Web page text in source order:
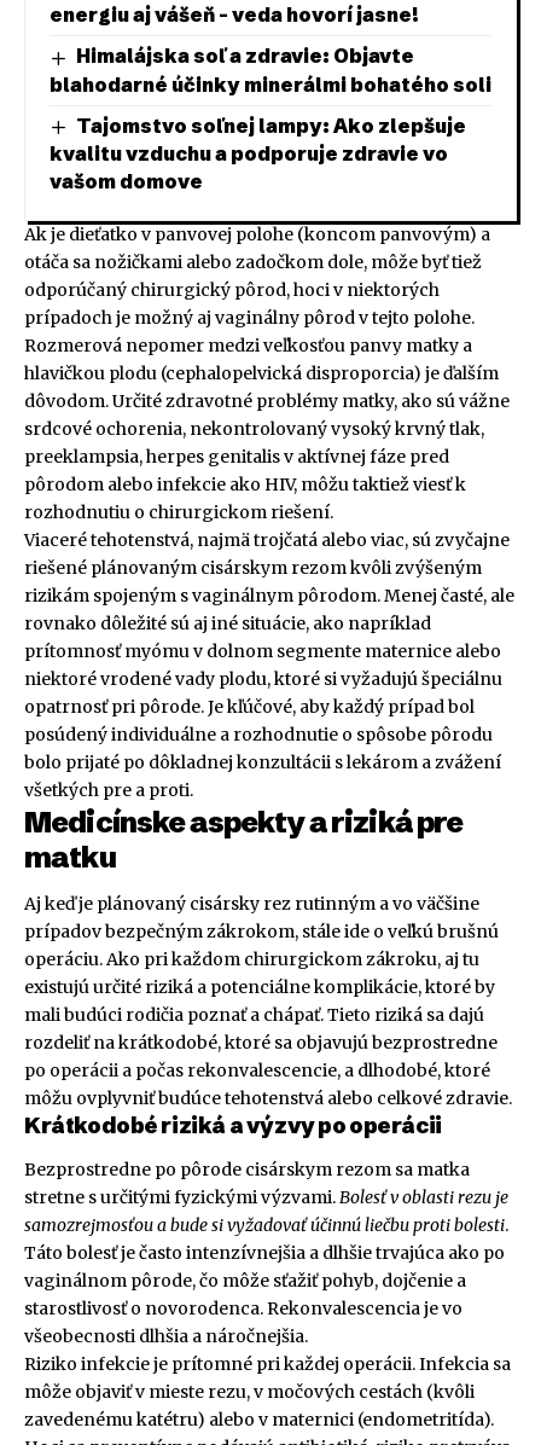
energiu aj vášeň – veda hovorí jasne!
Himalájska soľ a zdravie: Objavte
blahodarné účinky minerálmi bohatého soli
Tajomstvo soľnej lampy: Ako zlepšuje
kvalitu vzduchu a podporuje zdravie vo
vašom domove
Ak je dieťatko v panvovej polohe (koncom panvovým) a
otáča sa nožičkami alebo zadočkom dole, môže byť tiež
odporúčaný chirurgický pôrod, hoci v niektorých
prípadoch je možný aj vaginálny pôrod v tejto polohe.
Rozmerová nepomer medzi veľkosťou panvy matky a
hlavičkou plodu (cephalopelvická disproporcia) je ďalším
dôvodom. Určité zdravotné problémy matky, ako sú vážne
srdcové ochorenia, nekontrolovaný vysoký krvný tlak,
preeklampsia, herpes genitalis v aktívnej fáze pred
pôrodom alebo infekcie ako HIV, môžu taktiež viesť k
rozhodnutiu o chirurgickom riešení.
Viaceré tehotenstvá, najmä trojčatá alebo viac, sú zvyčajne
riešené plánovaným cisárskym rezom kvôli zvýšeným
rizikám spojeným s vaginálnym pôrodom. Menej časté, ale
rovnako dôležité sú aj iné situácie, ako napríklad
prítomnosť myómu v dolnom segmente maternice alebo
niektoré vrodené vady plodu, ktoré si vyžadujú špeciálnu
opatrnosť pri pôrode. Je kľúčové, aby každý prípad bol
posúdený individuálne a rozhodnutie o spôsobe pôrodu
bolo prijaté po dôkladnej konzultácii s lekárom a zvážení
všetkých pre a proti.
Medicínske aspekty a riziká pre
matku
Aj keď je plánovaný cisársky rez rutinným a vo väčšine
prípadov bezpečným zákrokom, stále ide o veľkú brušnú
operáciu. Ako pri každom chirurgickom zákroku, aj tu
existujú určité riziká a potenciálne komplikácie, ktoré by
mali budúci rodičia poznať a chápať. Tieto riziká sa dajú
rozdeliť na krátkodobé, ktoré sa objavujú bezprostredne
po operácii a počas rekonvalescencie, a dlhodobé, ktoré
môžu ovplyvniť budúce tehotenstvá alebo celkové zdravie.
Krátkodobé riziká a výzvy po operácii
Bezprostredne po pôrode cisárskym rezom sa matka
stretne s určitými fyzickými výzvami.Bolesť v oblasti rezu je
samozrejmosťou a bude si vyžadovať účinnú liečbu proti bolesti.
Táto bolesť je často intenzívnejšia a dlhšie trvajúca ako po
vaginálnom pôrode, čo môže sťažiť pohyb, dojčenie a
starostlivosť o novorodenca. Rekonvalescencia je vo
všeobecnosti dlhšia a náročnejšia.
Riziko infekcie je prítomné pri každej operácii. Infekcia sa
môže objaviť v mieste rezu, v močových cestách (kvôli
zavedenému katétru) alebo v maternici (endometritída).